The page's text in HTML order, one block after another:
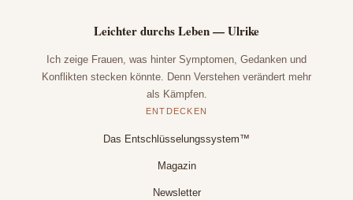
Leichter durchs Leben — Ulrike
Ich zeige Frauen, was hinter Symptomen, Gedanken und
Konflikten stecken könnte. Denn Verstehen verändert mehr
als Kämpfen.
ENTDECKEN
Das Entschlüsselungssystem™
Magazin
Newsletter